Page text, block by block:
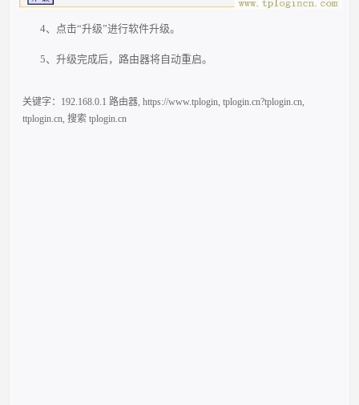
4、点击“升级”进行软件升级。
5、升级完成后，路由器将自动重启。
关键字： 192.168.0.1 路由器,https://www.tplogin,tplogin.cn?tplogin.cn,
ttplogin.cn,搜索 tplogin.cn